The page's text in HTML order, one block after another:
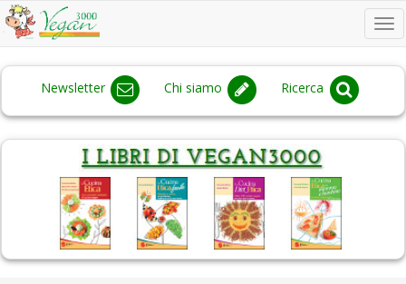
Newsletter Chi siamo Ricerca